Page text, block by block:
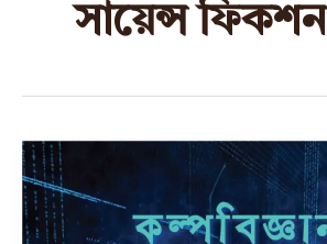
সায়েন্স ফিকশন